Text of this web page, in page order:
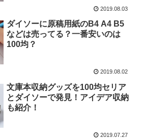
2019.08.03
ダイソーに原稿用紙のB4 A4 B5
などは売ってる？一番安いのは
100均？
2019.08.02
文庫本収納グッズを100均セリア
とダイソーで発見！アイデア収納
も紹介！
2019.07.27